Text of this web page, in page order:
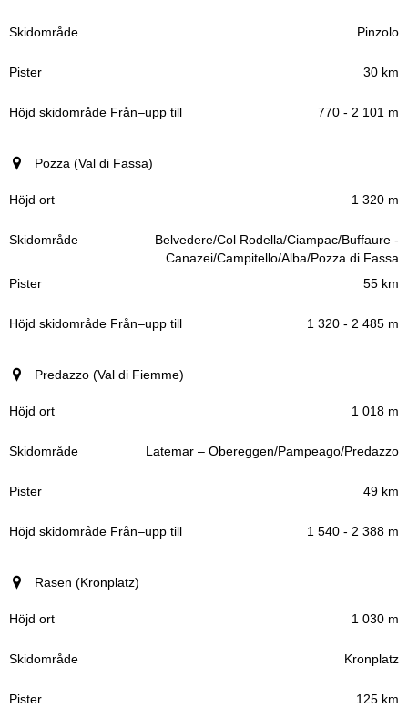
Pinzolo
30 km
770 - 2 101 m
Pozza (Val di Fassa)
1 320 m
Belvedere/Col Rodella/Ciampac/Buffaure -
Canazei/Campitello/Alba/Pozza di Fassa
55 km
1 320 - 2 485 m
Predazzo (Val di Fiemme)
1 018 m
Latemar – Obereggen/Pampeago/Predazzo
49 km
1 540 - 2 388 m
Rasen (Kronplatz)
1 030 m
Kronplatz
125 km